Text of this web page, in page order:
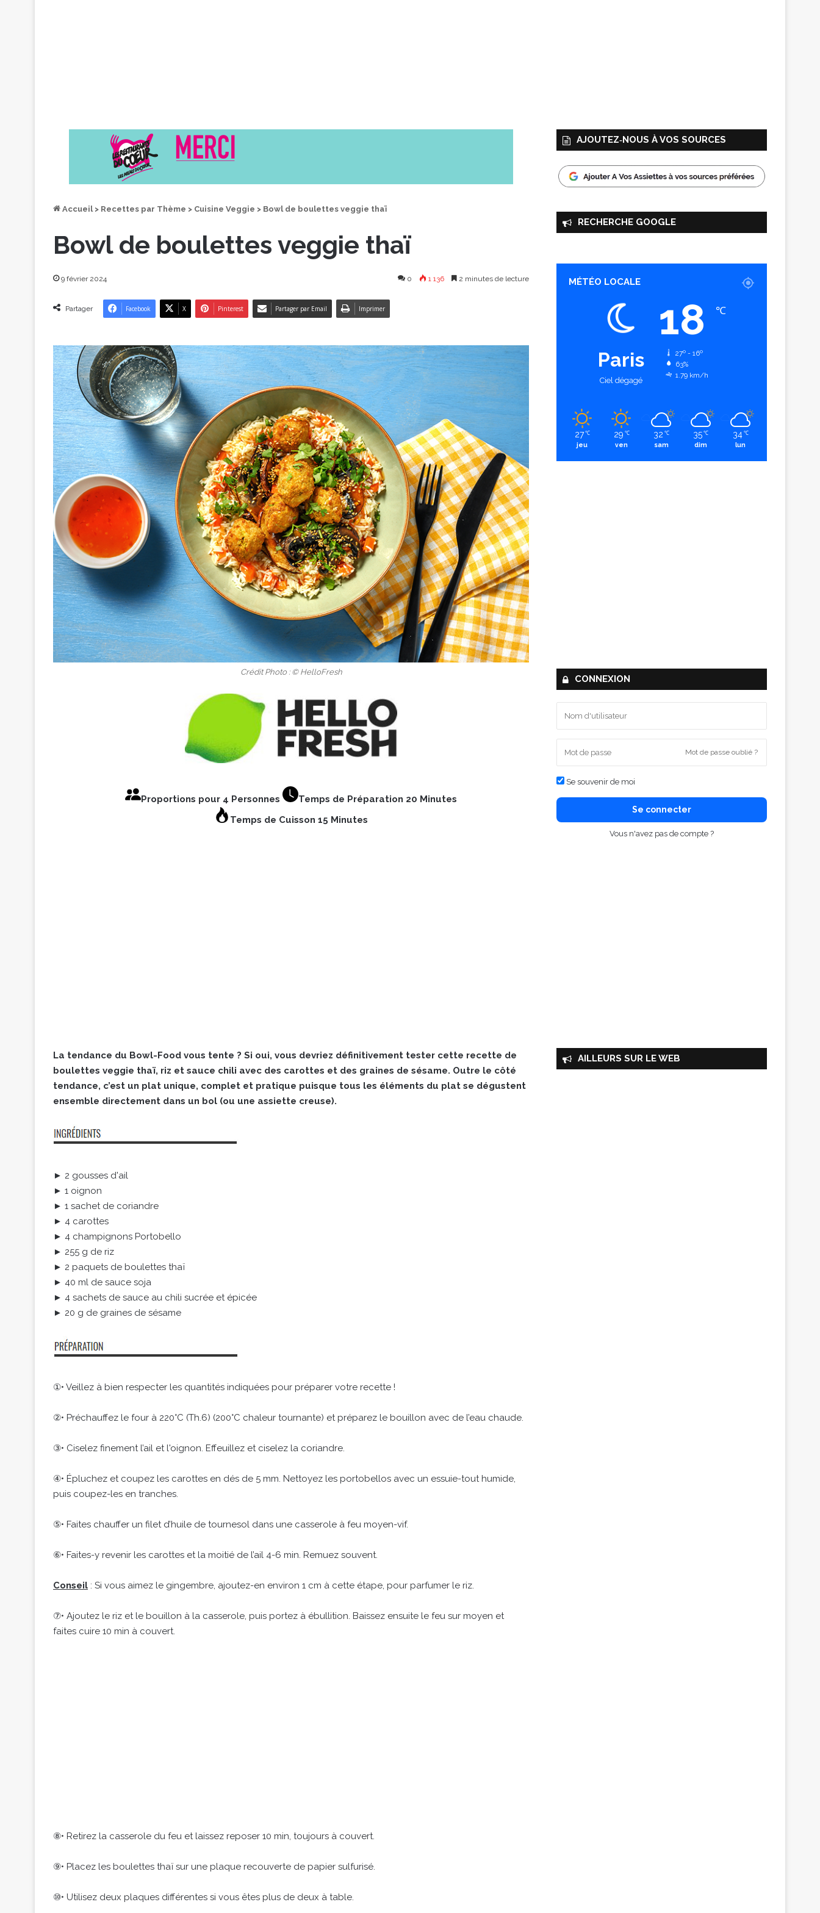
Accueil > Recettes par Thème > Cuisine Veggie > Bowl de boulettes veggie thaï
Bowl de boulettes veggie thaï
9 février 2024 0 1 136 2 minutes de lecture
Partager Facebook X Pinterest Partager par Email Imprimer
Crédit Photo : © HelloFresh
Proportions pour 4 Personnes
Temps de Préparation 20 Minutes
Temps de Cuisson 15 Minutes
La tendance du Bowl-Food vous tente ? Si oui, vous devriez définitivement tester cette recette de
boulettes veggie thaï, riz et sauce chili avec des carottes et des graines de sésame. Outre le côté
tendance, c’est un plat unique, complet et pratique puisque tous les éléments du plat se dégustent
ensemble directement dans un bol (ou une assiette creuse).
► 2 gousses d'ail
► 1 oignon
► 1 sachet de coriandre
► 4 carottes
► 4 champignons Portobello
► 255 g de riz
► 2 paquets de boulettes thaï
► 40 ml de sauce soja
► 4 sachets de sauce au chili sucrée et épicée
► 20 g de graines de sésame
①• Veillez à bien respecter les quantités indiquées pour préparer votre recette !
②• Préchauffez le four à 220°C (Th.6) (200°C chaleur tournante) et préparez le bouillon avec de l’eau chaude.
③• Ciselez finement l’ail et l'oignon. Effeuillez et ciselez la coriandre.
④• Épluchez et coupez les carottes en dés de 5 mm. Nettoyez les portobellos avec un essuie-tout humide,
puis coupez-les en tranches.
⑤• Faites chauffer un filet d’huile de tournesol dans une casserole à feu moyen-vif.
⑥• Faites-y revenir les carottes et la moitié de l’ail 4-6 min. Remuez souvent.
Conseil : Si vous aimez le gingembre, ajoutez-en environ 1 cm à cette étape, pour parfumer le riz.
⑦• Ajoutez le riz et le bouillon à la casserole, puis portez à ébullition. Baissez ensuite le feu sur moyen et
faites cuire 10 min à couvert.
⑧• Retirez la casserole du feu et laissez reposer 10 min, toujours à couvert.
⑨• Placez les boulettes thaï sur une plaque recouverte de papier sulfurisé.
⑩• Utilisez deux plaques différentes si vous êtes plus de deux à table.
AJOUTEZ‑NOUS À VOS SOURCES
RECHERCHE GOOGLE
MÉTÉO LOCALE
Paris
Ciel dégagé
18 ℃
27º - 16º
63%
1.79 km/h
27 ℃
jeu
29 ℃
ven
32 ℃
sam
35 ℃
dim
34 ℃
lun
CONNEXION
Mot de passe oublié ?
Se souvenir de moi
Se connecter
Vous n'avez pas de compte ?
AILLEURS SUR LE WEB